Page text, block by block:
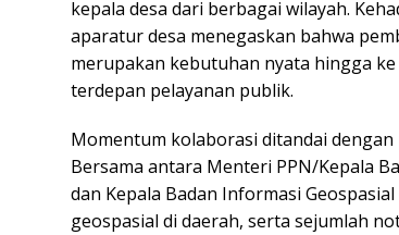
kepala desa dari berbagai wilayah.
aparatur desa menegaskan bahwa
merupakan kebutuhan nyata hingga
terdepan pelayanan publik.
Momentum kolaborasi ditandai
Bersama antara Menteri PPN/Kepala
dan Kepala Badan Informasi
geospasial di daerah, serta sejumlah